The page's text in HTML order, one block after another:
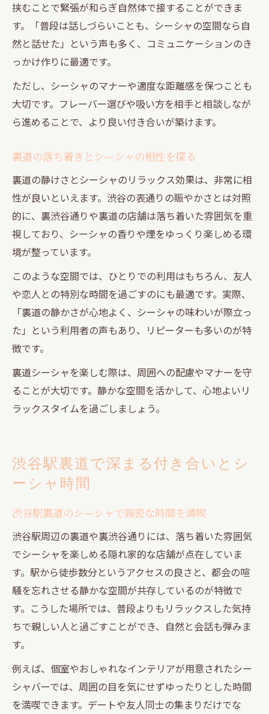
挟むことで緊張が和らぎ自然体で接することができま
す。「普段は話しづらいことも、シーシャの空間なら自
然と話せた」という声も多く、コミュニケーションのき
っかけ作りに最適です。
ただし、シーシャのマナーや適度な距離感を保つことも
大切です。フレーバー選びや吸い方を相手と相談しなが
ら進めることで、より良い付き合いが築けます。
裏道の落ち着きとシーシャの相性を探る
裏道の静けさとシーシャのリラックス効果は、非常に相
性が良いといえます。渋谷の表通りの賑やかさとは対照
的に、裏渋谷通りや裏道の店舗は落ち着いた雰囲気を重
視しており、シーシャの香りや煙をゆっくり楽しめる環
境が整っています。
このような空間では、ひとりでの利用はもちろん、友人
や恋人との特別な時間を過ごすのにも最適です。実際、
「裏道の静かさが心地よく、シーシャの味わいが際立っ
た」という利用者の声もあり、リピーターも多いのが特
徴です。
裏道シーシャを楽しむ際は、周囲への配慮やマナーを守
ることが大切です。静かな空間を活かして、心地よいリ
ラックスタイムを過ごしましょう。
渋谷駅裏道で深まる付き合いとシ
ーシャ時間
渋谷駅裏道のシーシャで親密な時間を満喫
渋谷駅周辺の裏道や裏渋谷通りには、落ち着いた雰囲気
でシーシャを楽しめる隠れ家的な店舗が点在していま
す。駅から徒歩数分というアクセスの良さと、都会の喧
騒を忘れさせる静かな空間が共存しているのが特徴で
す。こうした場所では、普段よりもリラックスした気持
ちで親しい人と過ごすことができ、自然と会話も弾みま
す。
例えば、個室やおしゃれなインテリアが用意されたシー
シャバーでは、周囲の目を気にせずゆったりとした時間
を満喫できます。デートや友人同士の集まりだけでな